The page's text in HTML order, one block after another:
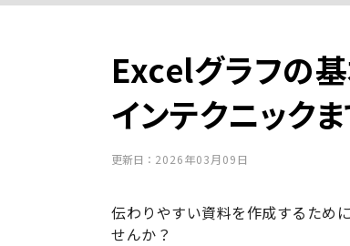
Excelグラフの
インテクニック
更新日： 2026年03月09日
伝わりやすい資料を作成するため
せんか？